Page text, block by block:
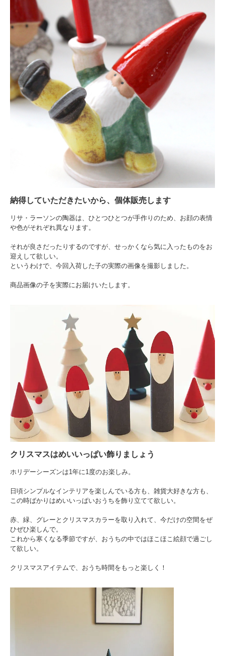
納得していただきたいから、個体販売します
リサ・ラーソンの陶器は、ひとつひとつが手作りのため、お顔の表情
や色がそれぞれ異なります。
それが良さだったりするのですが、せっかくなら気に入ったものをお
迎えして欲しい。
というわけで、今回入荷した子の実際の画像を撮影しました。
商品画像の子を実際にお届けいたします。
クリスマスはめいいっぱい飾りましょう
ホリデーシーズンは1年に1度のお楽しみ。
日頃シンプルなインテリアを楽しんでいる方も、雑貨大好きな方も、
この時ばかりはめいいっぱいおうちを飾り立てて欲しい。
赤、緑、グレーとクリスマスカラーを取り入れて、今だけの空間をぜ
ひぜひ楽しんで。
これから寒くなる季節ですが、おうちの中ではほこほこ絵顔で過ごし
て欲しい。
クリスマスアイテムで、おうち時間をもっと楽しく！